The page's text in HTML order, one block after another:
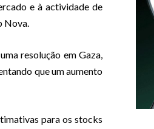
e à actividade de
Nova.
resolução em Gaza,
que um aumento
para os stocks